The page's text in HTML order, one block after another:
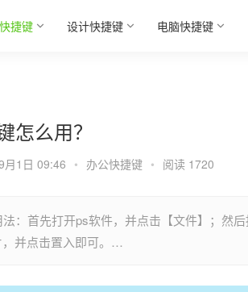
捷键 设计快捷键 电脑快捷键
怎么用？
月1日 09:46 • 办公快捷键 • 阅读 1720
：首先打开ps软件，并点击【文件】；然
并点击置入即可。…